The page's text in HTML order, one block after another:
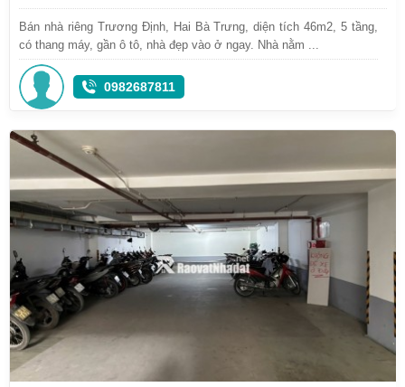
Bán nhà riêng Trương Định, Hai Bà Trưng, diện tích 46m2, 5 tầng,
có thang máy, gần ô tô, nhà đẹp vào ở ngay. Nhà nằm ...
0982687811